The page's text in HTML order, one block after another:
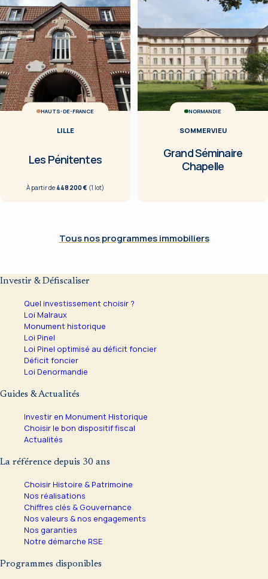
HAUTS-DE-FRANCE
LILLE
Les Pénitentes
À partir de 448 200 € (1 lot)
NORMANDIE
SOMMERVIEU
Grand Séminaire
Chapelle
Tous nos programmes immobiliers
Investir & Défiscaliser
Quel investissement choisir ?
Loi Malraux
Monument historique
Loi Pinel
Loi Pinel optimisé au déficit foncier
Déficit foncier
Loi Denormandie
Guides & Actualités
Investir en Monument Historique
Choisir le bon dispositif fiscal
Actualités
La référence depuis 30 ans
Choisir Histoire & Patrimoine
Nos réalisations
Chiffres clés & Gouvernance
Nos valeurs & nos engagements
Nos garanties
Notre démarche RSE
Programmes disponibles